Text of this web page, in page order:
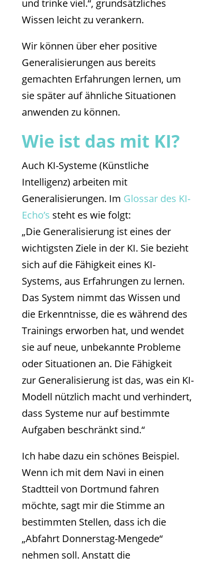
und trinke viel.“, grundsätzliches
Wissen leicht zu verankern.
Wir können über eher positive
Generalisierungen aus bereits
gemachten Erfahrungen lernen, um
sie später auf ähnliche Situationen
anwenden zu können.
Wie ist das mit KI?
Auch KI-Systeme (Künstliche
Intelligenz) arbeiten mit
Generalisierungen. Im Glossar des KI-
Echo’s steht es wie folgt:
„Die Generalisierung ist eines der
wichtigsten Ziele in der KI. Sie bezieht
sich auf die Fähigkeit eines KI-
Systems, aus Erfahrungen zu lernen.
Das System nimmt das Wissen und
die Erkenntnisse, die es während des
Trainings erworben hat, und wendet
sie auf neue, unbekannte Probleme
oder Situationen an. Die Fähigkeit
zur Generalisierung ist das, was ein KI-
Modell nützlich macht und verhindert,
dass Systeme nur auf bestimmte
Aufgaben beschränkt sind.“
Ich habe dazu ein schönes Beispiel.
Wenn ich mit dem Navi in einen
Stadtteil von Dortmund fahren
möchte, sagt mir die Stimme an
bestimmten Stellen, dass ich die
„Abfahrt Donnerstag-Mengede“
nehmen soll. Anstatt die